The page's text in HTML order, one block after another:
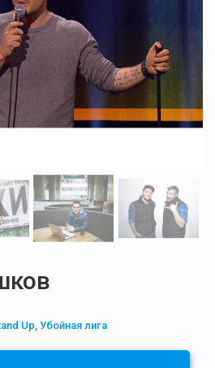
Up, Убойная лига